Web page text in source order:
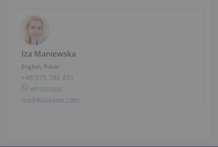
Iza Maniewska
English, Polski
+48 575 786 831
whatsapp
iza@klaviano.com